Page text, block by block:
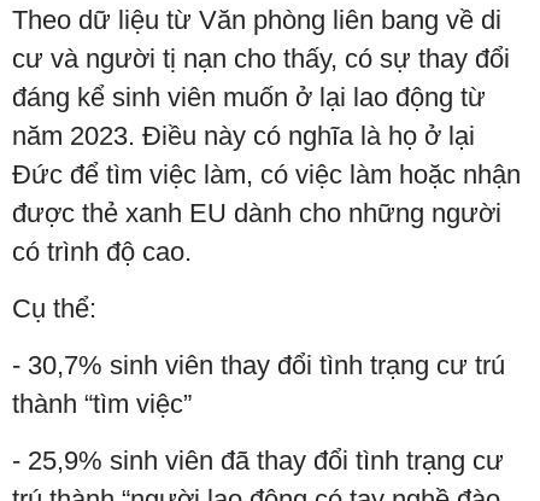
Theo dữ liệu từ Văn phòng liên bang về di
cư và người tị nạn cho thấy, có sự thay đổi
đáng kể sinh viên muốn ở lại lao động từ
năm 2023. Điều này có nghĩa là họ ở lại
Đức để tìm việc làm, có việc làm hoặc nhận
được thẻ xanh EU dành cho những người
có trình độ cao.
Cụ thể:
- 30,7% sinh viên thay đổi tình trạng cư trú
thành “tìm việc”
- 25,9% sinh viên đã thay đổi tình trạng cư